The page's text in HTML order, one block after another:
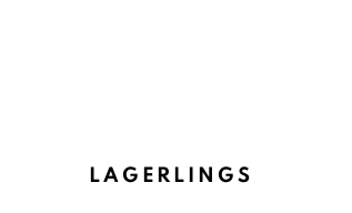
LAGERLINGS